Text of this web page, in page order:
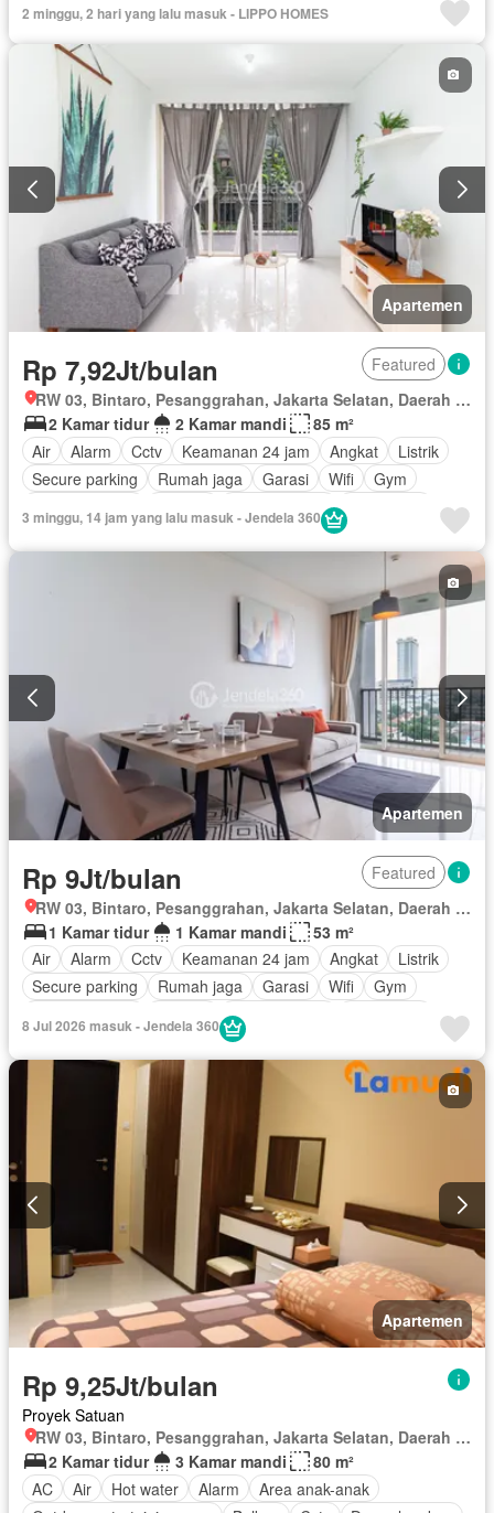
Keamanan
Kolam renang Telephone
Televisi
Berperabot lengkap
2 minggu, 2 hari yang lalu masuk - LIPPO HOMES
Apartemen
Rp 7,92Jt/bulan
Featured
RW 03, Bintaro, Pesanggrahan, Jakarta Selatan, Daerah Khusus Ibukota Jakarta
2 Kamar tidur
2 Kamar mandi
85 m²
Air
Alarm Cctv Keamanan 24 jam Angkat
Listrik
Secure parking
Rumah jaga Garasi Wifi
Gym
Kolam renang
Area anak-anak
3 minggu, 14 jam yang lalu masuk - Jendela 360
Apartemen
Rp 9Jt/bulan
Featured
RW 03, Bintaro, Pesanggrahan, Jakarta Selatan, Daerah Khusus Ibukota Jakarta
1 Kamar tidur
1 Kamar mandi
53 m²
Air
Alarm Cctv Keamanan 24 jam Angkat
Listrik
Secure parking
Rumah jaga Garasi Wifi
Gym
Kolam renang
Berperabot lengkap
8 Jul 2026 masuk - Jendela 360
Apartemen
Rp 9,25Jt/bulan
Proyek Satuan
RW 03, Bintaro, Pesanggrahan, Jakarta Selatan, Daerah Khusus Ibukota Jakarta
2 Kamar tidur
3 Kamar mandi
80 m²
AC
Air Hot water Alarm
Area anak-anak